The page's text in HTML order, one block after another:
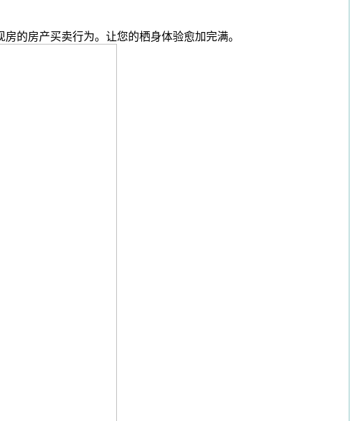
的房产买卖行为。让您的栖身体验愈加完满。